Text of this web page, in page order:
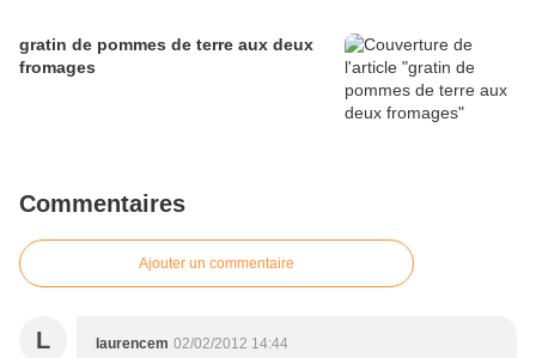
gratin de pommes de terre aux deux
fromages
Commentaires
Ajouter un commentaire
L laurencem 02/02/2012 14:44